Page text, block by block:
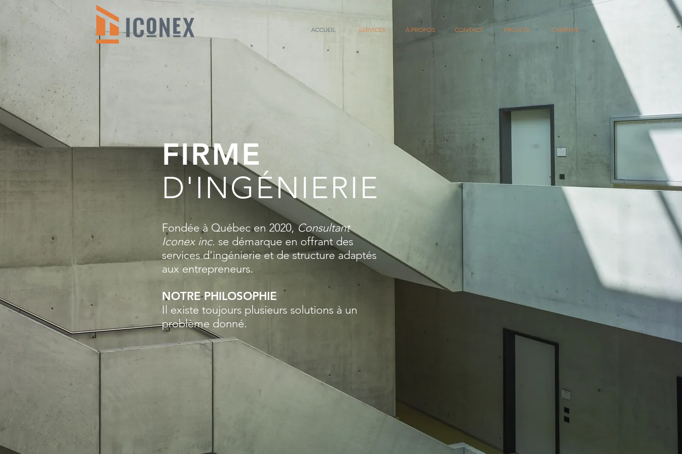
ACCUEIL SERVICES À PROPOS CONTACT PROJETS CARRIÈRE
FIRME
D'INGÉNIERIE
Fondée à Québec en 2020,Consultant
Iconex inc. se démarque en offrant des
services d'ingénierie et de structure adaptés
aux entrepreneurs.
NOTRE PHILOSOPHIE
Il existe toujours plusieurs solutions à un
problème donné.